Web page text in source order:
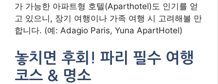
가 가능한 아파트형 호텔(Aparthotel)도 인기를 얻
고 있으니, 장기 여행이나 가족 여행 시 고려해볼 만
합니다. (예: Adagio Paris, Yuna ApartHotel)
놓치면 후회! 파리 필수 여행
코스 & 명소